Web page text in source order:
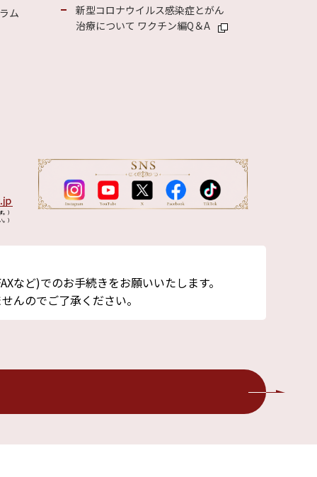
ム
新型コロナウイルス感染症とがん
治療について ワクチン編Q＆A
）
）
など)でのお手続きをお願いいたします。
んのでご了承ください。